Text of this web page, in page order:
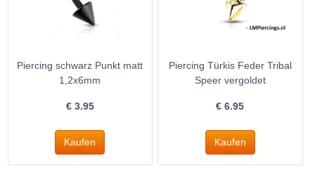
Piercing schwarz Punkt matt
1,2x6mm
€ 3.95
Piercing Türkis Feder Tribal
Speer vergoldet
€6.95